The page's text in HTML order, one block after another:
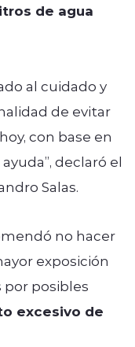
de agua
al cuidado y
de evitar
con base en
declaró el
Salas.
no hacer
exposición
por posibles
excesivo de